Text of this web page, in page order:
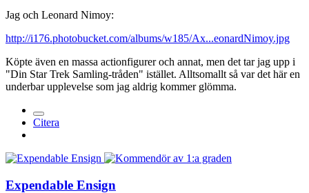
Jag och Leonard Nimoy:
http://i176.photobucket.com/albums/w185/Ax...eonardNimoy.jpg
Köpte även en massa actionfigurer och annat, men det tar jag upp i
"Din Star Trek Samling-tråden" istället. Alltsomallt så var det här en
underbar upplevelse som jag aldrig kommer glömma.
Citera
Expendable Ensign